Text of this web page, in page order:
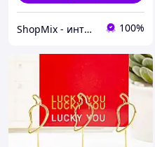
ShopMix - интернет-магазин сумок и аксессуаров 100%